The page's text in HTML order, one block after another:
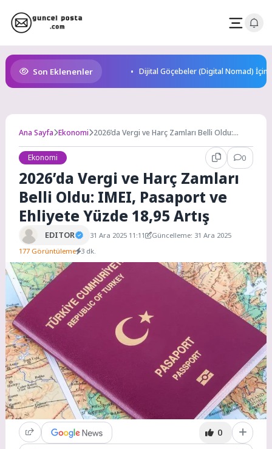
content
Son Eklenenler Dijital Göçebeler (Digital Nomad) İçin
Ana Sayfa Ekonomi 2026’da Vergi ve Harç Zamları Belli Oldu:
Ekonomi
0
2026’da Vergi ve Harç Zamları
Belli Oldu: IMEI, Pasaport ve
Ehliyete Yüzde 18,95 Artış
EDITOR 31 Ara 2025 11:11
Güncelleme: 31 Ara 2025
177 Görüntüleme 3 dk.
0